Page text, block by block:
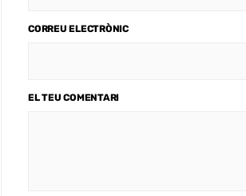
CORREU ELECTRÒNIC
EL TEU COMENTARI